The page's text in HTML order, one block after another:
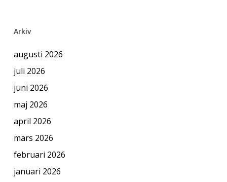
Arkiv
augusti 2026
juli 2026
juni 2026
maj 2026
april 2026
mars 2026
februari 2026
januari 2026